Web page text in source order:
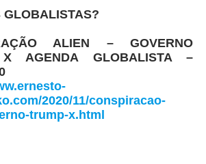
GLOBALISTAS?
ALIEN – GOVERNO
AGENDA GLOBALISTA –
2020/11/conspiracao-
trump-x.html